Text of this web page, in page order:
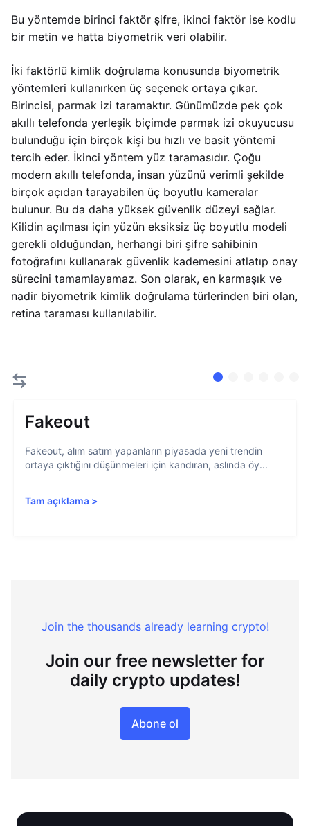
Bu yöntemde birinci faktör şifre, ikinci faktör ise kodlu
bir metin ve hatta biyometrik veri olabilir.
İki faktörlü kimlik doğrulama konusunda biyometrik
yöntemleri kullanırken üç seçenek ortaya çıkar.
Birincisi, parmak izi taramaktır. Günümüzde pek çok
akıllı telefonda yerleşik biçimde parmak izi okuyucusu
bulunduğu için birçok kişi bu hızlı ve basit yöntemi
tercih eder. İkinci yöntem yüz taramasıdır. Çoğu
modern akıllı telefonda, insan yüzünü verimli şekilde
birçok açıdan tarayabilen üç boyutlu kameralar
bulunur. Bu da daha yüksek güvenlik düzeyi sağlar.
Kilidin açılması için yüzün eksiksiz üç boyutlu modeli
gerekli olduğundan, herhangi biri şifre sahibinin
fotoğrafını kullanarak güvenlik kademesini atlatıp onay
sürecini tamamlayamaz. Son olarak, en karmaşık ve
nadir biyometrik kimlik doğrulama türlerinden biri olan,
retina taraması kullanılabilir.
Fakeout
Fakeout, alım satım yapanların piyasada yeni trendin
ortaya çıktığını düşünmeleri için kandıran, aslında öy...
Tam açıklama >
Join the thousands already learning crypto!
Join our free newsletter for
daily crypto updates!
Abone ol